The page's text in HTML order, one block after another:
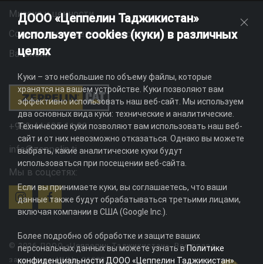
Миссия и ценности
Социальная ответственность
Вакансии
+992 44 625 11 22
info@zeppelin.tj
Мы в соцсетях:
© 2026 ДООО «Цеппелин Таджикистан». Все права
защищены. ИНН - 010082996
ДООО «Цеппелин Таджикистан»
использует cookies (куки) в различных
целях
Куки – это небольшие по объему файлы, которые
хранятся на вашем устройстве. Куки позволяют вам
эффективно использовать наш веб-сайт. Мы используем
два основных вида куки: технические и аналитические.
Технические куки позволяют вам использовать наш веб-
сайт и от них невозможно отказаться. Однако вы можете
выбрать, какие аналитические куки будут
использоваться при посещении веб-сайта.
Если вы принимаете куки, вы соглашаетесь, что ваши
данные также будут обрабатываться третьими лицами,
включая компании в США (Google Inc.).
Более подробно об обработке и защите ваших
персональных данных вы можете узнать вПолитике
конфиденциальности ДООО «Цеппелин Таджикистан».